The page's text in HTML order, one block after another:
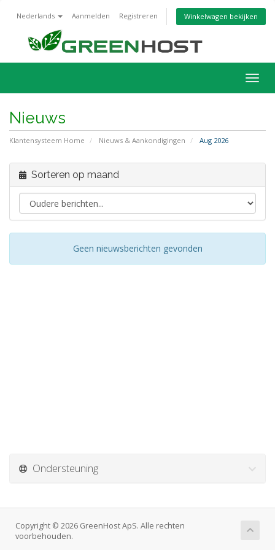
Nederlands Aanmelden Registreren Winkelwagen bekijken
in-/
Nieuws
Klantensysteem Home Nieuws & Aankondigingen Aug 2026
Sorteren op maand
Geen nieuwsberichten gevonden
Ondersteuning
Copyright © 2026 GreenHost ApS. Alle rechten
voorbehouden.